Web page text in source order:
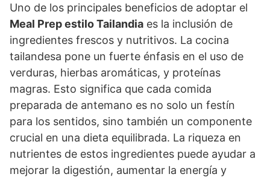
Uno de los principales beneficios de adoptar el
Meal Prep estilo Tailandia es la inclusión de
ingredientes frescos y nutritivos. La cocina
tailandesa pone un fuerte énfasis en el uso de
verduras, hierbas aromáticas, y proteínas
magras. Esto significa que cada comida
preparada de antemano es no solo un festín
para los sentidos, sino también un componente
crucial en una dieta equilibrada. La riqueza en
nutrientes de estos ingredientes puede ayudar a
mejorar la digestión, aumentar la energía y